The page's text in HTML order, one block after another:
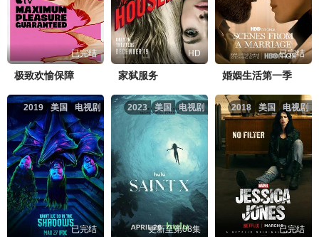
已完结
极致欢愉保障
HD
家弑服务
已完结
婚姻生活第一季
电视剧
美国
2019
已完结
电视剧
美国
2023
更新至第08集
电视剧
美国
2018
已完结